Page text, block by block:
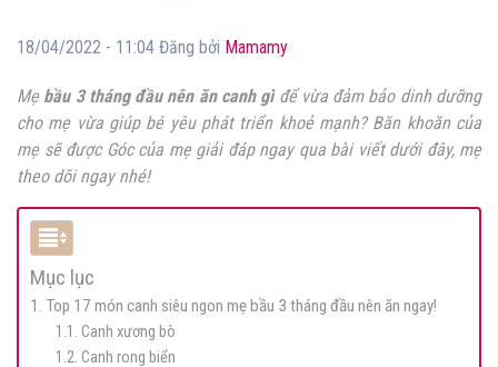
18/04/2022 - 11:04 Đăng bởi Mamamy
Mẹ bầu 3 tháng đầu nên ăn canh gìđể vừa đảm bảo dinh dưỡng
cho mẹ vừa giúp bé yêu phát triển khoẻ mạnh? Băn khoăn của
mẹ sẽ được Góc của mẹ giải đáp ngay qua bài viết dưới đây, mẹ
theo dõi ngay nhé!
Mục lục
1. Top 17 món canh siêu ngon mẹ bầu 3 tháng đầu nên ăn ngay!
1.1. Canh xương bò
1.2. Canh rong biển